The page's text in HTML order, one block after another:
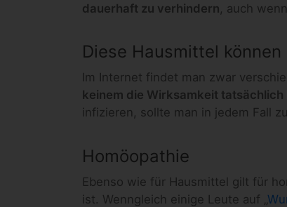
dauerhaft zu verhindern , auch
Diese Hausmittel können
Im Internet findet man zwar
keinem die Wirksamkeit tatsächlich
infizieren, sollte man in jedem Fall
Homöopathie
Ebenso wie für Hausmittel gilt für
ist. Wenngleich einige Leute auf „